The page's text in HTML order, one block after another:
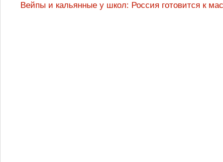
Вейпы и кальянные у школ: Россия готовится к